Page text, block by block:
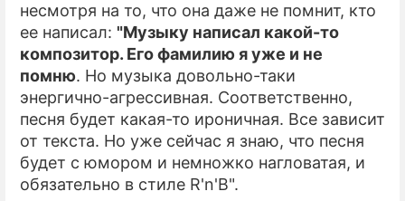
несмотря на то, что она даже не помнит, кто
ее написал: "Музыку написал какой-то
композитор. Его фамилию я уже и не
помню. Но музыка довольно-таки
энергично-агрессивная. Соответственно,
песня будет какая-то ироничная. Все зависит
от текста. Но уже сейчас я знаю, что песня
будет с юмором и немножко нагловатая, и
обязательно в стиле R'n'B".